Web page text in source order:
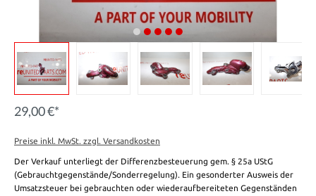
29,00 €*
Preise inkl. MwSt. zzgl. Versandkosten
Der Verkauf unterliegt der Differenzbesteuerung gem. § 25a UStG
(Gebrauchtgegenstände/Sonderregelung). Ein gesonderter Ausweis der
Umsatzsteuer bei gebrauchten oder wiederaufbereiteten Gegenständen